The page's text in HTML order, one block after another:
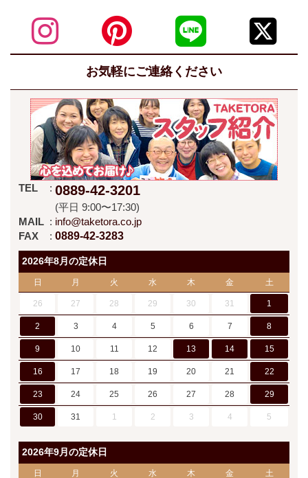
お気軽にご連絡ください
TEL 0889-42-3201
(平日 9:00〜17:30)
MAIL
info@taketora.co.jp
FAX
0889-42-3283
2026年8月の定休日
日 月 火 水 木 金 土
26 27 28 29 30 31 1
2 3 4 5 6 7 8
9 10 11 12 13 14 15
16 17 18 19 20 21 22
23 24 25 26 27 28 29
30 31 1 2 3 4 5
2026年9月の定休日
日 月 火 水 木 金 土